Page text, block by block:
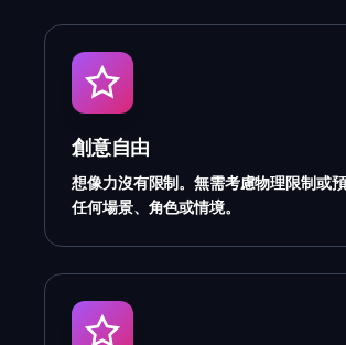
創意自由
想像力沒有限制。無需考慮物理限制或
任何場景、角色或情境。